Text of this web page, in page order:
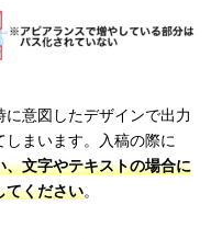
意図したデザインで出力
まいます。入稿の際に
文字やテキストの場合に
てください。